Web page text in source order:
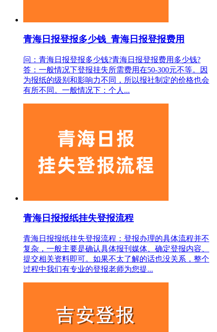
青海日报登报多少钱_青海日报登报费用
问：青海日报登报多少钱?青海日报登报费用多少钱?
答：一般情况下登报挂失所需费用在50-300元不等。因
为报纸的级别和影响力不同，所以报社制定的价格也会
有所不同。一般情况下：个人...
青海日报报纸挂失登报流程
青海日报报纸挂失登报流程：登报办理的具体流程并不
复杂，一般主要是确认具体报刊媒体、确定登报内容、
提交相关资料即可。如果不太了解的话也没关系，整个
过程中我们有专业的登报老师为您提...